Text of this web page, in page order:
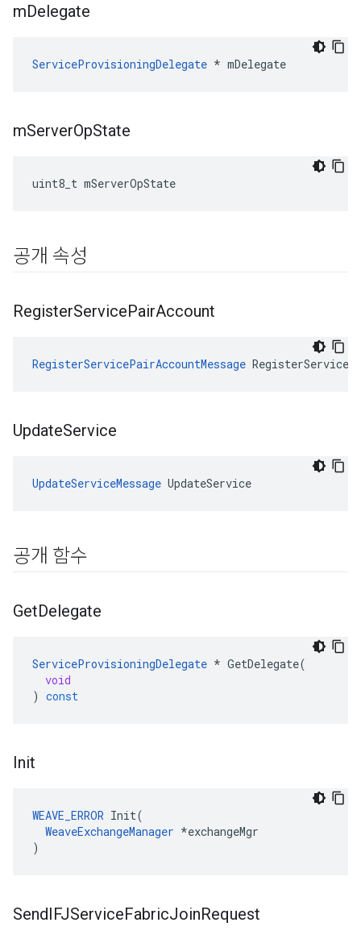
mDelegate
ServiceProvisioningDelegate * mDelegate
mServerOpState
uint8_t mServerOpState
공개 속성
RegisterServicePairAccount
RegisterServicePairAccountMessage
UpdateService
UpdateServiceMessage UpdateService
공개 함수
GetDelegate
ServiceProvisioningDelegate * GetDelegate(
void
) const
Init
WEAVE_ERROR Init(
WeaveExchangeManager *exchangeMgr
)
SendIFJServiceFabricJoinRequest